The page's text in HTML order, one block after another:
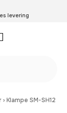
levering
›Klampe SM-SH12